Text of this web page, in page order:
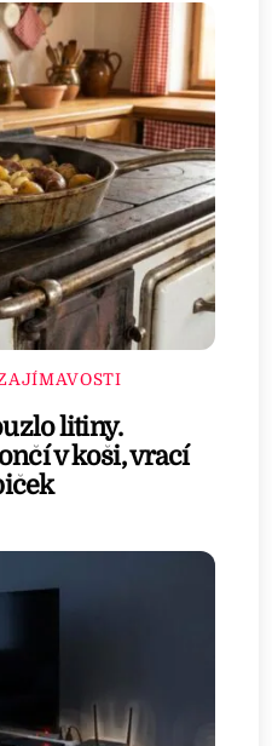
litiny.
v koši, vrací